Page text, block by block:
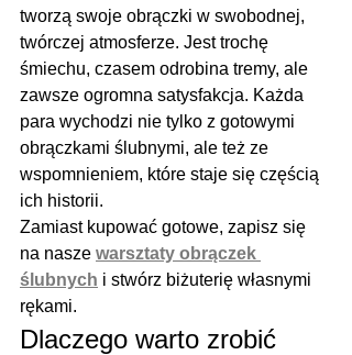
tworzą swoje obrączki w swobodnej,
twórczej atmosferze. Jest trochę
śmiechu, czasem odrobina tremy, ale
zawsze ogromna satysfakcja. Każda
para wychodzi nie tylko z gotowymi
obrączkami ślubnymi, ale też ze
wspomnieniem, które staje się częścią
ich historii.
Zamiast kupować gotowe, zapisz się
na nasze warsztaty obrączek
ślubnych i stwórz biżuterię własnymi
rękami.
Dlaczego warto zrobić